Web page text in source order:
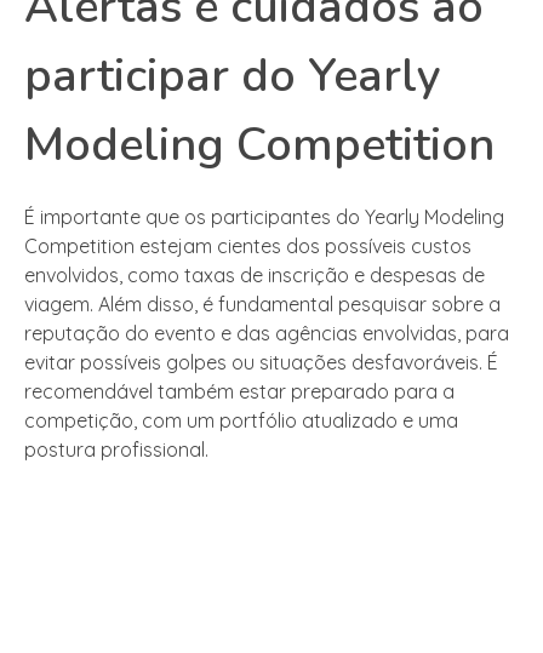
participar do Yearly
Modeling Competition
É importante que os participantes do Yearly Modeling
Competition estejam cientes dos possíveis custos
envolvidos, como taxas de inscrição e despesas de
viagem. Além disso, é fundamental pesquisar sobre a
reputação do evento e das agências envolvidas, para
evitar possíveis golpes ou situações desfavoráveis. É
recomendável também estar preparado para a
competição, com um portfólio atualizado e uma
postura profissional.